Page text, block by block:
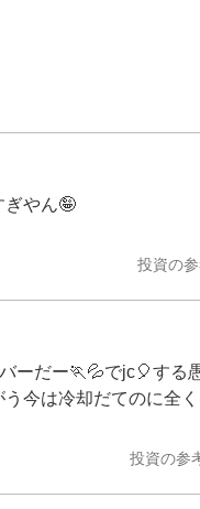
ぎやん🤪
投資の
ーだー🏃💦でjc🎈する
今は冷却だてのに全
投資の参